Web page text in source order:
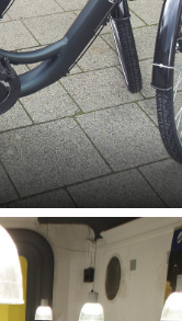
©
CC-BY-SA